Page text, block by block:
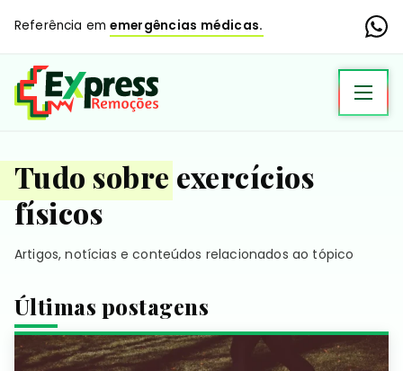
Referência ememergências médicas.
Tudo sobre exercícios
físicos
Artigos, notícias e conteúdos relacionados ao tópico
Últimas postagens